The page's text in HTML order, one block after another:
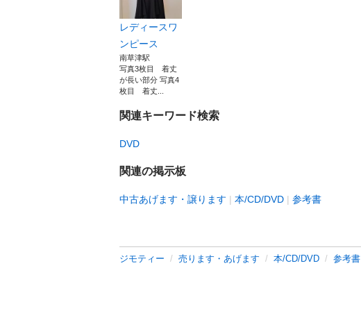
レディースワ
ンピース
南草津駅
写真3枚目 着丈
が長い部分 写真4
枚目 着丈...
関連キーワード検索
DVD
関連の掲示板
中古あげます・譲ります 本/CD/DVD 参考書
ジモティー 売ります・あげます 本/CD/DVD 参考書